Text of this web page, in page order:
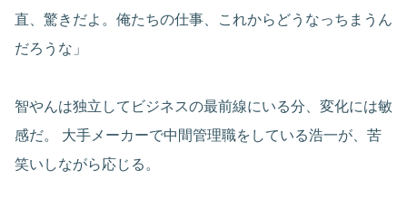
直、驚きだよ。俺たちの仕事、これからどうなっちまうん
だろうな」
智やんは独立してビジネスの最前線にいる分、変化には敏
感だ。 大手メーカーで中間管理職をしている浩一が、苦
笑いしながら応じる。